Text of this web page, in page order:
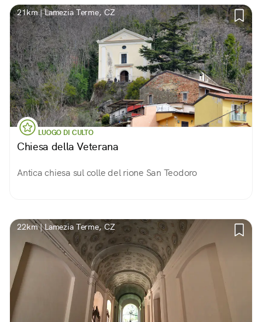
21km | Lamezia Terme, CZ
LUOGO DI CULTO
Chiesa della Veterana
Antica chiesa sul colle del rione San Teodoro
22km | Lamezia Terme, CZ